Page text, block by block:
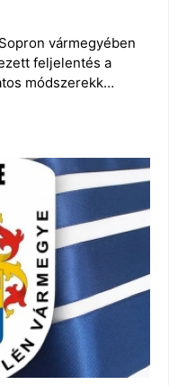
vármegyében
feljelentés a
módszerekk…